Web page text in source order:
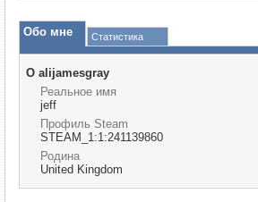
Обо мне Статистика
О alijamesgray
Реальное имя
jeff
Профиль Steam
STEAM_1:1:241139860
Родина
United Kingdom